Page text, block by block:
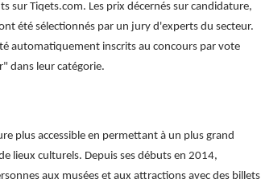
sur Tiqets.com. Les prix décernés sur candidature,
été sélectionnés par un jury d'experts du secteur.
automatiquement inscrits au concours par vote
dans leur catégorie.
plus accessible en permettant à un plus grand
lieux culturels. Depuis ses débuts en 2014,
aux musées et aux attractions avec des billets